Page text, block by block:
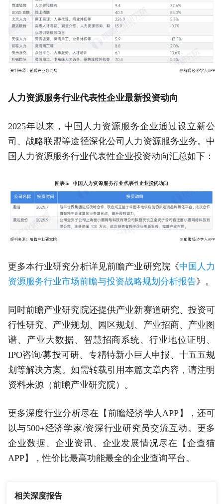
人力资源服务行业代表性企业最新投资动向
2025年以来，中国人力资源服务企业通过设立新公
司、战略联盟等途径深化公司人力资源服务业务。中
国人力资源服务行业代表性企业投资动向汇总如下：
更多本行业研究分析详见前瞻产业研究院《中国人力
资源服务行业市场前瞻与投资战略规划分析报告》。
同时前瞻产业研究院还提供产业新赛道研究、投资可
行性研究、产业规划、园区规划、产业招商、产业图
谱、产业大数据、智慧招商系统、行业地位证明、
IPO咨询/募投可研、专精特新小巨人申报、十五五规
划等解决方案。如需转载引用本篇文章内容，请注明
资料来源（前瞻产业研究院）。
更多深度行业分析尽在【前瞻经济学人APP】，还可
以与500+经济学家/资深行业研究员交流互动。更多
企业数据、企业资讯、企业发展情况尽在【企查猫
APP】，性价比最高功能最全的企业查询平台。
相关深度报告